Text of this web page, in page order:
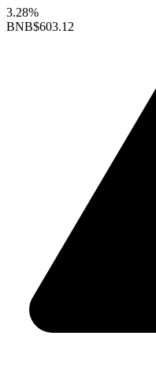
3.28%
BNB$603.12